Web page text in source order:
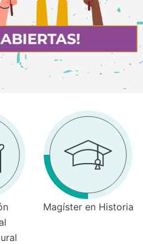
Magíster en Historia